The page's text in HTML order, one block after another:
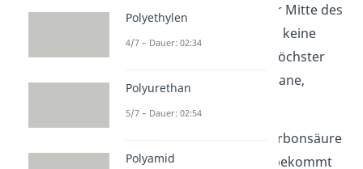
funktionelle Gruppe in der Mitte des
Moleküls befindet oder es keine
funktionelle Gruppe mit höchster
Priorität gibt (
: Alkane,
In unserem Fall hat die Carbonsäure
die höchste Priorität. Sie bekommt
Polyethylen
4/7 – Dauer: 02:34
Polyurethan
5/7 – Dauer: 02:54
Polyamid